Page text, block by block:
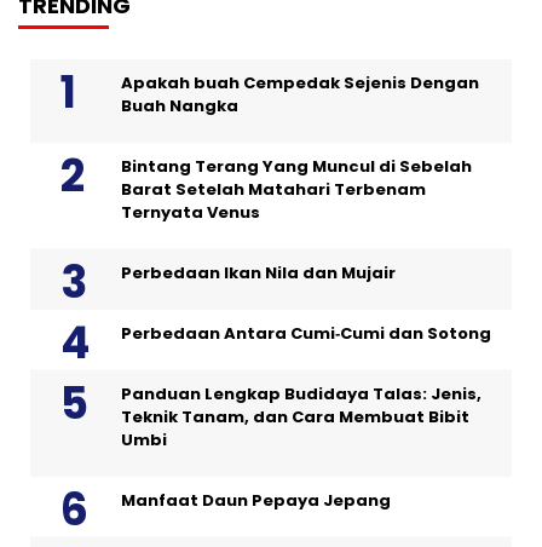
Apakah buah Cempedak Sejenis Dengan
Buah Nangka
Bintang Terang Yang Muncul di Sebelah
Barat Setelah Matahari Terbenam
Ternyata Venus
Perbedaan Ikan Nila dan Mujair
Perbedaan Antara Cumi‑Cumi dan Sotong
Panduan Lengkap Budidaya Talas: Jenis,
Teknik Tanam, dan Cara Membuat Bibit
Umbi
Manfaat Daun Pepaya Jepang